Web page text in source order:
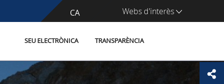
CA
ES Webs d'interès
SEU ELECTRÒNICA TRANSPARÈNCIA